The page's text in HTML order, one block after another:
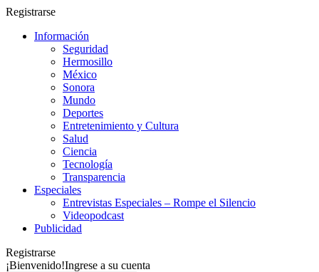
Registrarse
Información
Seguridad
Hermosillo
México
Sonora
Mundo
Deportes
Entretenimiento y Cultura
Salud
Ciencia
Tecnología
Transparencia
Especiales
Entrevistas Especiales – Rompe el Silencio
Videopodcast
Publicidad
Registrarse
¡Bienvenido!Ingrese a su cuenta